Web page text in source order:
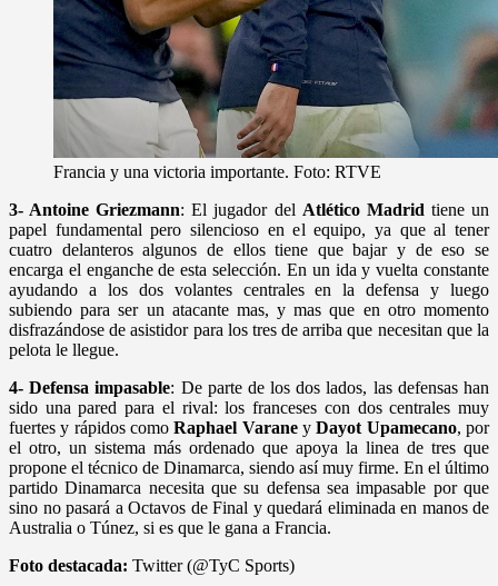
Francia y una victoria importante. Foto: RTVE
3- Antoine Griezmann: El jugador del Atlético Madrid tiene un
papel fundamental pero silencioso en el equipo, ya que al tener
cuatro delanteros algunos de ellos tiene que bajar y de eso se
encarga el enganche de esta selección. En un ida y vuelta constante
ayudando a los dos volantes centrales en la defensa y luego
subiendo para ser un atacante mas, y mas que en otro momento
disfrazándose de asistidor para los tres de arriba que necesitan que la
pelota le llegue.
4- Defensa impasable: De parte de los dos lados, las defensas han
sido una pared para el rival: los franceses con dos centrales muy
fuertes y rápidos comoRaphael VaraneyDayot Upamecano, por
el otro, un sistema más ordenado que apoya la linea de tres que
propone el técnico de Dinamarca, siendo así muy firme. En el último
partido Dinamarca necesita que su defensa sea impasable por que
sino no pasará a Octavos de Final y quedará eliminada en manos de
Australia o Túnez, si es que le gana a Francia.
Foto destacada: Twitter (@TyC Sports)